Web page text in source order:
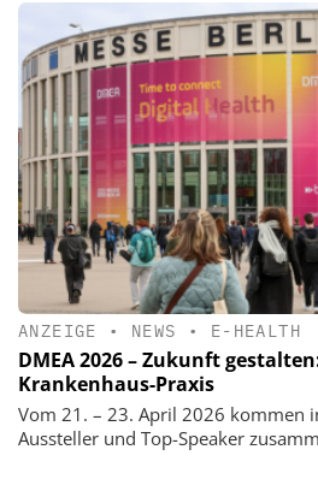
ANZEIGE • NEWS • E-HEALTH
DMEA 2026 – Zukunft
Krankenhaus-Praxis
Vom 21. – 23. April 2026 kommen
Aussteller und Top-Speaker